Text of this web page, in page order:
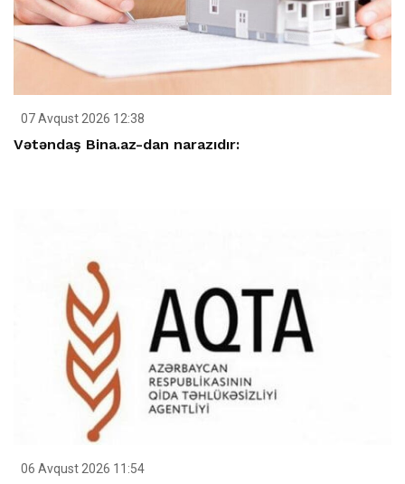
07 Avqust 2026 12:38
Vətəndaş Bina.az-dan narazıdır:
06 Avqust 2026 11:54